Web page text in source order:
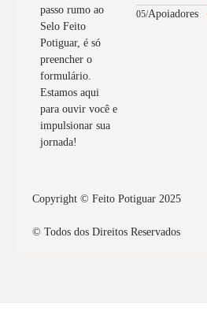
passo rumo ao
Selo Feito
Potiguar, é só
preencher o
formulário.
Estamos aqui
para ouvir você e
impulsionar sua
jornada!
05/Apoiadores
Copyright © Feito Potiguar 2025
© Todos dos Direitos Reservados